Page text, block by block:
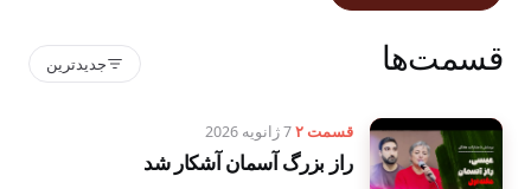
قسمت‌ها جدیدترین
قسمت ۲ 7 ژانویه 2026
راز بزرگ آسمان آشکار شد